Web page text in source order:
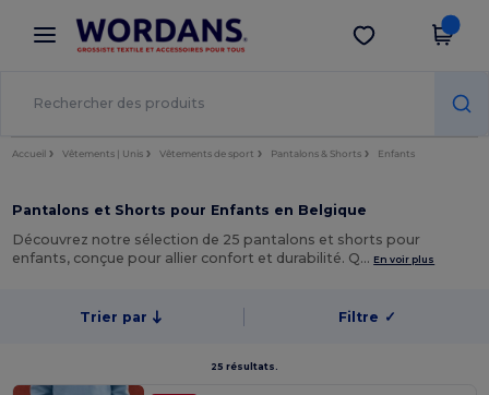
× Appli Wordans
Meilleurs prix sur l’app !
Obtenir l'appli
Accueil Vêtements | Unis Vêtements de sport Pantalons & Shorts Enfants
Pantalons et Shorts pour Enfants en Belgique
Découvrez notre sélection de 25 pantalons et shorts pour
enfants, conçue pour allier confort et durabilité. Q… En voir plus
Trier par Filtre ✓
25 résultats.